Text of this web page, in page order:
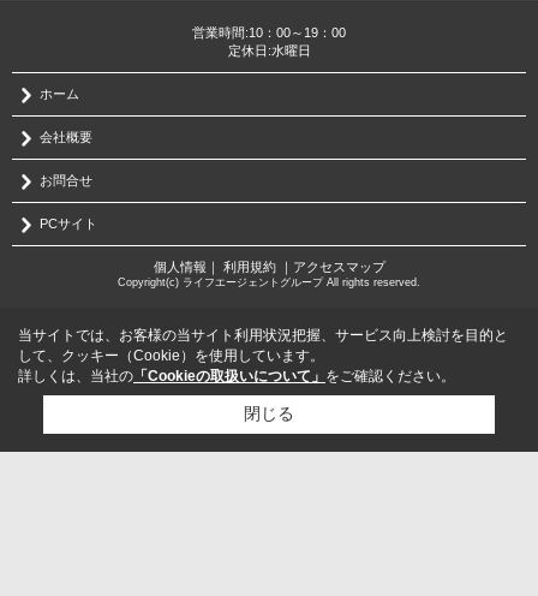
営業時間:10：00～19：00
定休日:水曜日
ホーム
会社概要
お問合せ
PCサイト
個人情報 利用規約｜ アクセスマップ
Copyright(c) ライフエージェントグループ All rights reserved.
当サイトでは、お客様の当サイト利用状況把握、サービス向上検討を目的と
して、クッキー（Cookie）を使用しています。
詳しくは、当社の 「Cookieの取扱いについて」 をご確認ください。
閉じる